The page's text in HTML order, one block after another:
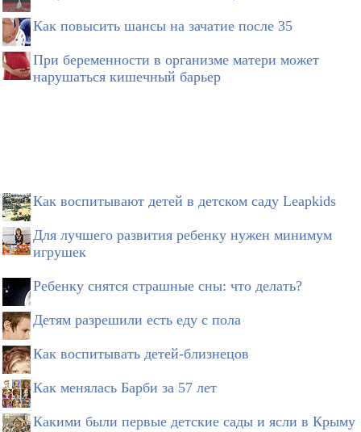
Как повысить шансы на зачатие после 35
При беременности в организме матери может
нарушаться кишечный барьер
Как воспитывают детей в детском саду Leapkids
Для лучшего развития ребенку нужен минимум
игрушек
Ребенку снятся страшные сны: что делать?
Детям разрешили есть еду с пола
Как воспитывать детей-близнецов
Как менялась Барби за 57 лет
Какими были первые детские сады и ясли в Крыму